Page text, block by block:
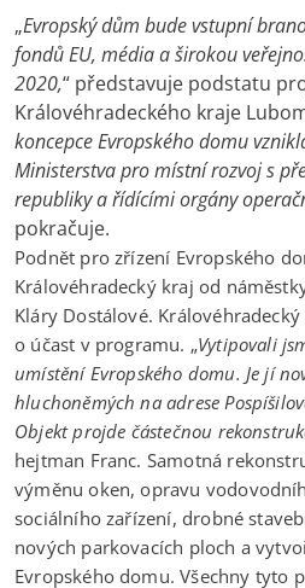
„Evropský dům bude vstupní
fondů EU, média a širokou
2020,“ představuje podstatu
Královéhradeckého kraje
koncepce Evropského domu
Ministerstva pro místní rozvoj s
republiky a řídícími orgány
pokračuje.
Podnět pro zřízení Evropského
Královéhradecký kraj od
Kláry Dostálové.
o účast v programu. „Vytipovali
umístění Evropského domu. Je jí
hluchoněmých na adrese
Objekt projde částečnou
hejtman Franc. Samotná
výměnu oken, opravu
sociálního zařízení, drobné
nových parkovacích ploch a
Evropského domu. Všechny tyto